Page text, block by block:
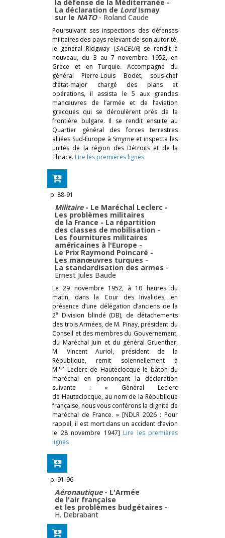
la défense de la Méditerranée -
La déclaration de LordIsmay
sur le NATO - Roland Caude
Poursuivant ses inspections des défenses
militaires des pays relevant de son autorité,
le général Ridgway (SACEUR) se rendit à
nouveau, du 3 au 7 novembre 1952, en
Grèce et en Turquie. Accompagné du
général Pierre-Louis Bodet, sous-chef
d’état-major chargé des plans et
opérations, il assista le 5 aux grandes
manœuvres de l’armée et de l’aviation
grecques qui se déroulèrent près de la
frontière bulgare. Il se rendit ensuite au
Quartier général des forces terrestres
alliées Sud-Europe à Smyrne et inspecta les
unités de la région des Détroits et de la
Thrace. Lire les premières lignes
p. 88-91
Militaire - Le Maréchal Leclerc -
Les problèmes militaires
de la France - La répartition
des classes de mobilisation -
Les fournitures militaires
américaines à l'Europe -
Le Prix Raymond Poincaré -
Les manœuvres turques -
La standardisation des armes -
Ernest Jules Baude
Le 29 novembre 1952, à 10 heures du
matin, dans la Cour des Invalides, en
présence d’une délégation d’anciens de la
2e Division blindé (DB), de détachements
des trois Armées, de M. Pinay, président du
Conseil et des membres du Gouvernement,
du Maréchal Juin et du général Gruenther,
M. Vincent Auriol, président de la
République, remit solennellement à
Mme Leclerc de Hauteclocque le bâton du
maréchal en prononçant la déclaration
suivante : « Général Leclerc
de Hauteclocque, au nom de la République
française, nous vous conférons la dignité de
maréchal de France. » [NDLR 2026 : Pour
rappel, il est mort dans un accident d’avion
le 28 novembre 1947] Lire les premières
lignes
p. 91-96
Aéronautique - L'Armée
de l'air française
et les problèmes budgétaires -
H. Debrabant